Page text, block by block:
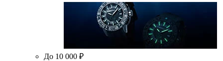
До 10 000 ₽